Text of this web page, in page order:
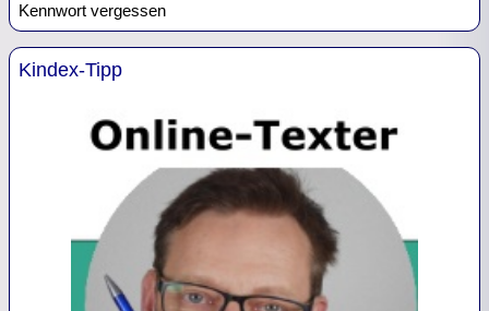
Kennwort vergessen
Kindex-Tipp